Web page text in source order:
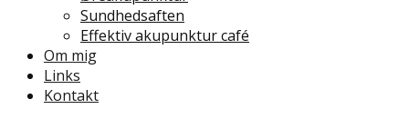
Sundhedsaften
Effektiv akupunktur café
Om mig
Links
Kontakt